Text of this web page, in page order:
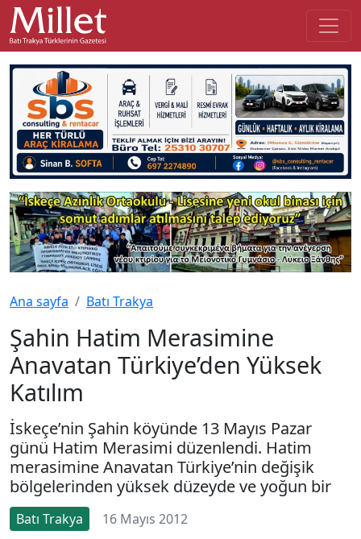
Ana sayfa Batı Trakya
Şahin Hatim Merasimine
Anavatan Türkiye’den Yüksek
Katılım
İskeçe’nin Şahin köyünde 13 Mayıs Pazar
günü Hatim Merasimi düzenlendi. Hatim
merasimine Anavatan Türkiye’nin değişik
bölgelerinden yüksek düzeyde ve yoğun bir
Batı Trakya 16 Mayıs 2012